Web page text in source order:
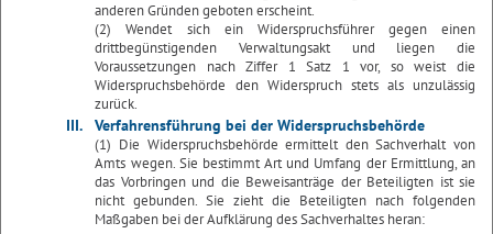
anderen Gründen geboten erscheint.
(2) Wendet sich ein Widerspruchsführer gegen einen
drittbegünstigenden Verwaltungsakt und liegen die
Voraussetzungen nach Ziffer 1 Satz 1 vor, so weist die
Widerspruchsbehörde den Widerspruch stets als unzulässig
zurück.
III. Verfahrensführung bei der Widerspruchsbehörde
(1) Die Widerspruchsbehörde ermittelt den Sachverhalt von
Amts wegen. Sie bestimmt Art und Umfang der Ermittlung, an
das Vorbringen und die Beweisanträge der Beteiligten ist sie
nicht gebunden. Sie zieht die Beteiligten nach folgenden
Maßgaben bei der Aufklärung des Sachverhaltes heran: